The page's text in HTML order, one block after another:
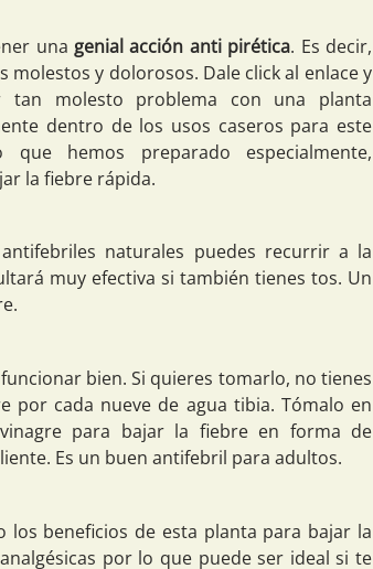
una genial acción anti pirética. Es decir,
y dolorosos. Dale click al enlace y
tan molesto problema con una planta
dentro de los usos caseros para este
que hemos preparado especialmente,
la fiebre rápida.
naturales puedes recurrir a la
muy efectiva si también tienes tos. Un
bien. Si quieres tomarlo, no tienes
por cada nueve de agua tibia. Tómalo en
para bajar la fiebre en forma de
Es un buen antifebril para adultos.
los beneficios de esta planta para bajar la
por lo que puede ser ideal si te